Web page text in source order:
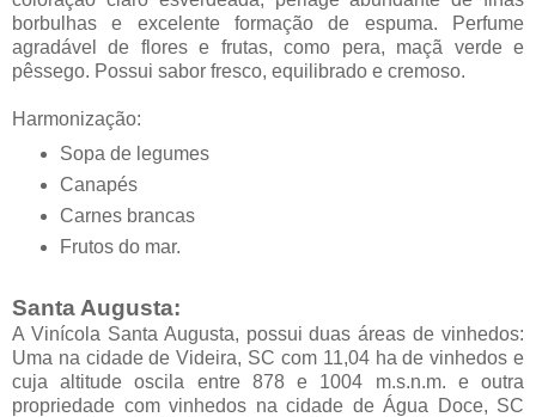
borbulhas e excelente formação de espuma. Perfume
agradável de flores e frutas, como pera, maçã verde e
pêssego. Possui sabor fresco, equilibrado e cremoso.
Harmonização:
Sopa de legumes
Canapés
Carnes brancas
Frutos do mar.
Santa Augusta:
A Vinícola Santa Augusta, possui duas áreas de vinhedos:
Uma na cidade de Videira, SC com 11,04 ha de vinhedos e
cuja altitude oscila entre 878 e 1004 m.s.n.m. e outra
propriedade com vinhedos na cidade de Água Doce, SC